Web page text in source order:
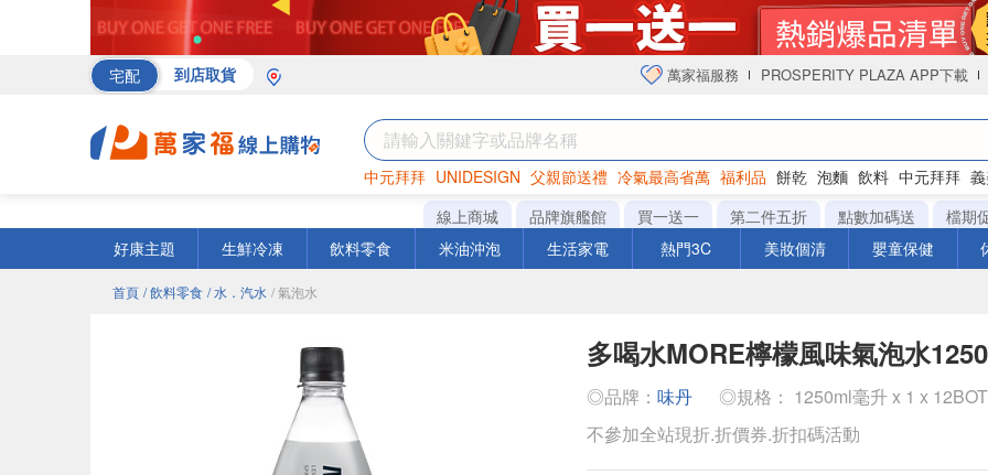
宅配 到店取貨 萬家福服務 PROSPERITY PLAZA APP下載
中元拜拜 UNIDESIGN 父親節送禮 冷氣最高省萬 福利品 餅乾 泡麵 飲料 中元拜拜
巧克力 罐頭 衛生紙
線上商城 品牌旗艦館 買一送一 第二件五折 點數加碼送
檔期
好康主題
生鮮冷凍 飲料零食 米油沖泡 生活家電 熱門3C 美妝個清 嬰童保健
首頁 / 飲料零食 / 水．汽水 / 氣泡水
多喝水MORE檸檬風味氣泡水
◎品牌： 味丹
◎規格： 1250ml毫升 x 1 x
不參加全站現折.折價券.折扣碼活動